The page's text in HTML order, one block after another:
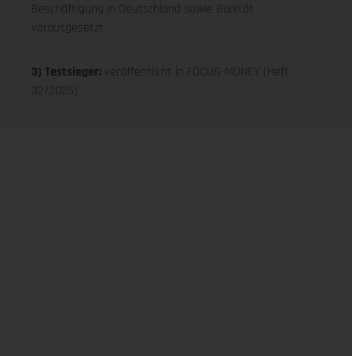
Beschäftigung in Deutschland sowie Bonität
vorausgesetzt
3) Testsieger: veröffentlicht in FOCUS-MONEY (Heft
32/2025)